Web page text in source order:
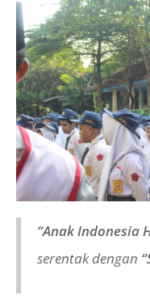
“Anak Indonesia
serentak dengan